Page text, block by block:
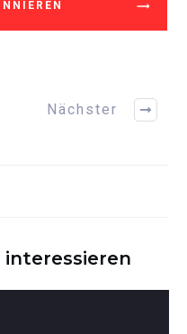
Nächster
interessieren